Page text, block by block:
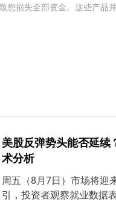
您损失全部资金。这些产品
美股反弹势头能否延续
术分析
周五（8月7日）市场将迎
引，投资者观察就业数据